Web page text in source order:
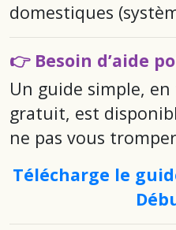
domestiques
👉 Besoin d’aide
Un guide simple,
gratuit, est
ne pas vous
Télécharge le